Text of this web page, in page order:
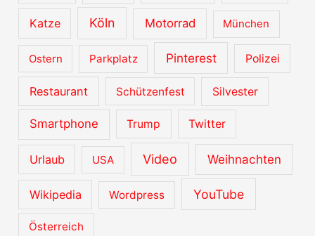
Katze Köln Motorrad München
Ostern Parkplatz Pinterest Polizei
Restaurant Schützenfest Silvester
Smartphone Trump Twitter
Urlaub USA Video Weihnachten
Wikipedia Wordpress YouTube
Österreich